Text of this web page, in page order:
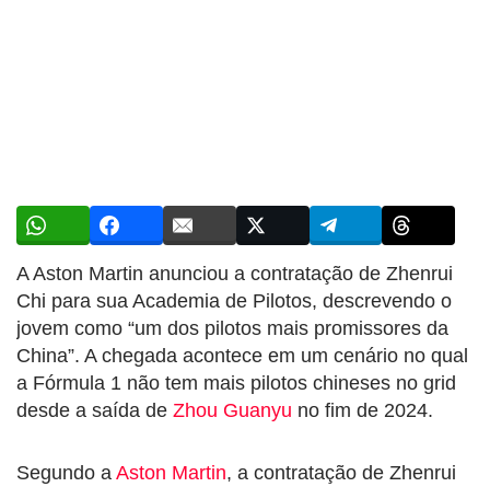
A Aston Martin anunciou a contratação de Zhenrui
Chi para sua Academia de Pilotos, descrevendo o
jovem como “um dos pilotos mais promissores da
China”. A chegada acontece em um cenário no qual
a Fórmula 1 não tem mais pilotos chineses no grid
desde a saída de Zhou Guanyu no fim de 2024.
Segundo a Aston Martin, a contratação de Zhenrui